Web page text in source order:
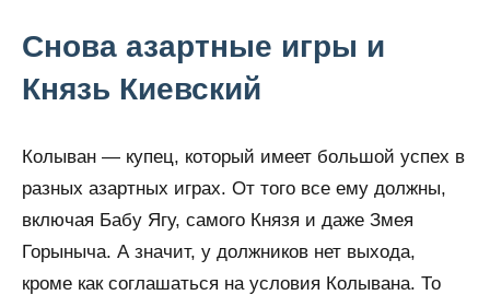
Снова азартные игры и
Князь Киевский
Колыван — купец, который имеет большой успех в
разных азартных играх. От того все ему должны,
включая Бабу Ягу, самого Князя и даже Змея
Горыныча. А значит, у должников нет выхода,
кроме как соглашаться на условия Колывана. То